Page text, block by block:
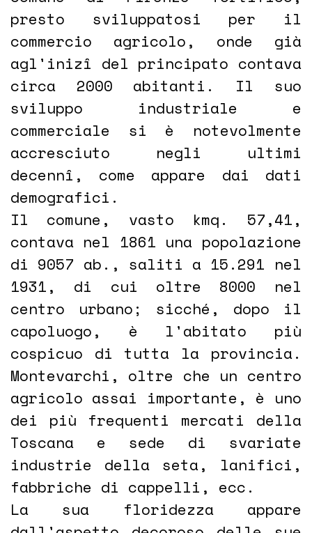
presto sviluppatosi per il
commercio agricolo, onde già
agl'inizî del principato contava
circa 2000 abitanti. Il suo
sviluppo industriale e
commerciale si è notevolmente
accresciuto negli ultimi
decennî, come appare dai dati
demografici.
Il comune, vasto kmq. 57,41,
contava nel 1861 una popolazione
di 9057 ab., saliti a 15.291 nel
1931, di cui oltre 8000 nel
centro urbano; sicché, dopo il
capoluogo, è l'abitato più
cospicuo di tutta la provincia.
Montevarchi, oltre che un centro
agricolo assai importante, è uno
dei più frequenti mercati della
Toscana e sede di svariate
industrie della seta, lanifici,
fabbriche di cappelli, ecc.
La sua floridezza appare